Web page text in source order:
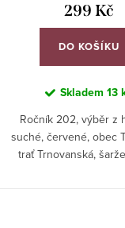
299 Kč
DO KOŠÍKU
Skladem 13
Ročník 202, výběr z
suché, červené, obec
trať Trnovanská,